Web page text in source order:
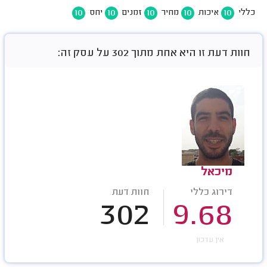
כללי 10 איכות 10 מחיר 10 זמנים 10 יחס 10
חוות דעת זו היא אחת מתוך 302 על עסק זה:
מיכאל
דירוג כללי
9.68
חוות דעת
302
אין עדכון